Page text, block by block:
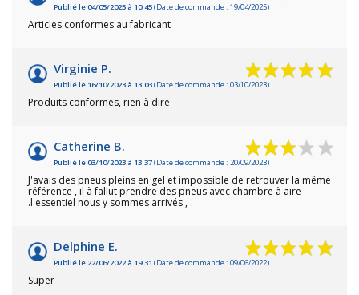
Publié le 04/05/2025 à 10:45(Date de commande : 19/04/2025)
Articles conformes au fabricant
Virginie P.
Publié le 16/10/2023 à 13:03(Date de commande : 03/10/2023)
Produits conformes, rien à dire
Catherine B.
Publié le 03/10/2023 à 13:37(Date de commande : 20/09/2023)
J'avais des pneus pleins en gel et impossible de retrouver la même
référence , il à fallut prendre des pneus avec chambre à aire
.l'essentiel nous y sommes arrivés ,
Delphine E.
Publié le 22/06/2022 à 19:31 (Date de commande : 09/06/2022)
Super